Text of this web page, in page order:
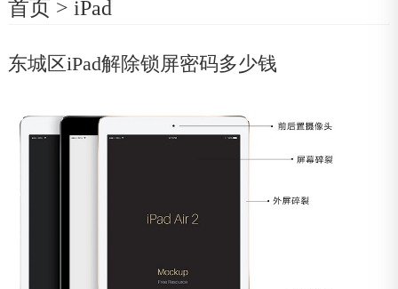
首页 > iPad
东城区iPad解除锁屏密码多少钱